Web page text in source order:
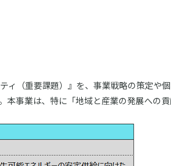
（重要課題）』を、事業戦略の策定や
事業は、特に「地域と産業の発展への